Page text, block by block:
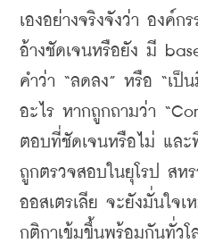
เองอย่างจริงจังว่า องค์ก
อ้างชัดเจนหรือยัง มี
คำว่า “ลดลง” หรือ “เป็
อะไร หากถูกถามว่า
ตอบที่ชัดเจนหรือไม่ และ
ถูกตรวจสอบในยุโรป สห
ออสเตรเลีย จะยังมั่นใจเ
กติกาเข้มขึ้นพร้อมกันทั่วโ